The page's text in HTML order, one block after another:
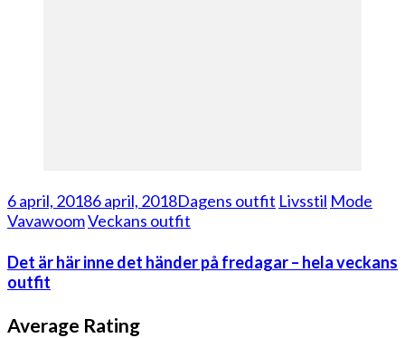
6 april, 20186 april, 2018Dagens outfit Livsstil Mode
VavawoomVeckans outfit
Det är här inne det händer på fredagar – hela veckans
outfit
Average Rating